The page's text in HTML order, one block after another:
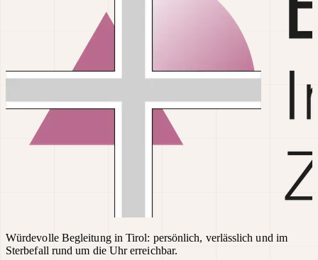
Würdevolle Begleitung in Tirol: persönlich, verlässlich und im
Sterbefall rund um die Uhr erreichbar.